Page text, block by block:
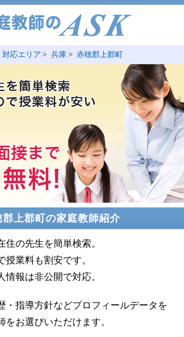
対応エリア 兵庫 赤穂郡上郡町
郡上郡町の家庭教師紹介
住の先生を簡単検索。
授業料も割安です。
情報は非公開で対応。
・指導方針などプロフィールデータを
をお選びいただけます。